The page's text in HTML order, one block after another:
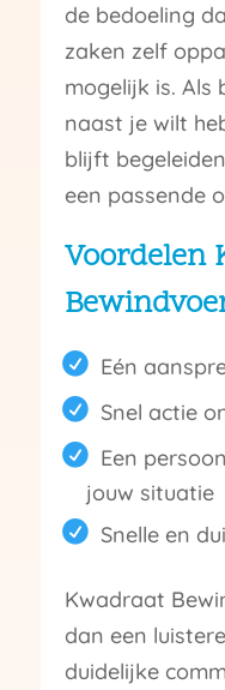
de bedoeling
zaken zelf
mogelijk is. Als
naast je wilt
blijft
een passende
Voordelen
Eén
Snel actie
Een
jouw situatie
Snelle en
Kwadraat
dan een
duidelijke